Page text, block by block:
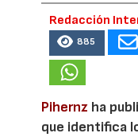
Redacción
885
Pihernz ha
que identifica